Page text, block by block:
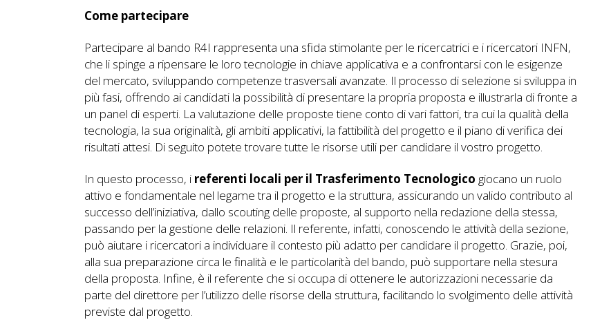
Come partecipare
Partecipare al bando R4I rappresenta una sfida stimolante per le ricercatrici e i ricercatori INFN,
che li spinge a ripensare le loro tecnologie in chiave applicativa e a confrontarsi con le esigenze
del mercato, sviluppando competenze trasversali avanzate. Il processo di selezione si sviluppa in
più fasi, offrendo ai candidati la possibilità di presentare la propria proposta e illustrarla di fronte a
un panel di esperti. La valutazione delle proposte tiene conto di vari fattori, tra cui la qualità della
tecnologia, la sua originalità, gli ambiti applicativi, la fattibilità del progetto e il piano di verifica dei
risultati attesi. Di seguito potete trovare tutte le risorse utili per candidare il vostro progetto.
In questo processo, i referenti locali per il Trasferimento Tecnologico giocano un ruolo
attivo e fondamentale nel legame tra il progetto e la struttura, assicurando un valido contributo al
successo dell’iniziativa, dallo scouting delle proposte, al supporto nella redazione della stessa,
passando per la gestione delle relazioni. Il referente, infatti, conoscendo le attività della sezione,
può aiutare i ricercatori a individuare il contesto più adatto per candidare il progetto. Grazie, poi,
alla sua preparazione circa le finalità e le particolarità del bando, può supportare nella stesura
della proposta. Infine, è il referente che si occupa di ottenere le autorizzazioni necessarie da
parte del direttore per l’utilizzo delle risorse della struttura, facilitando lo svolgimento delle attività
previste dal progetto.